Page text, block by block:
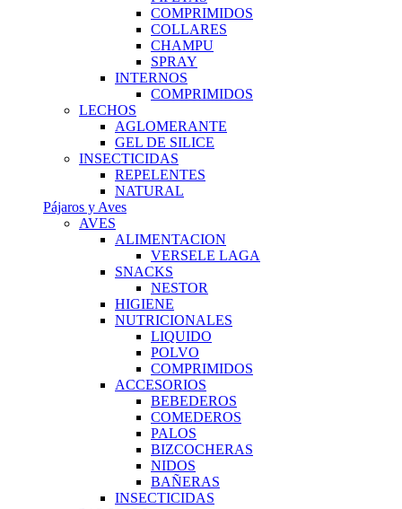
COMPRIMIDOS
COLLARES
CHAMPU
SPRAY
INTERNOS
COMPRIMIDOS
LECHOS
AGLOMERANTE
GEL DE SILICE
INSECTICIDAS
REPELENTES
NATURAL
Pájaros y Aves
AVES
ALIMENTACION
VERSELE LAGA
SNACKS
NESTOR
HIGIENE
NUTRICIONALES
LIQUIDO
POLVO
COMPRIMIDOS
ACCESORIOS
BEBEDEROS
COMEDEROS
PALOS
BIZCOCHERAS
NIDOS
BAÑERAS
INSECTICIDAS